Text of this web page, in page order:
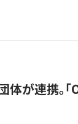
が連携。